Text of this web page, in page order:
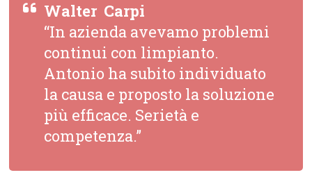
Walter  Carpi
“In azienda avevamo problemi
continui con limpianto.
Antonio ha subito individuato
la causa e proposto la soluzione
più efficace. Serietà e
competenza.”